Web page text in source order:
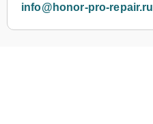
info@honor-pro-repair.ru